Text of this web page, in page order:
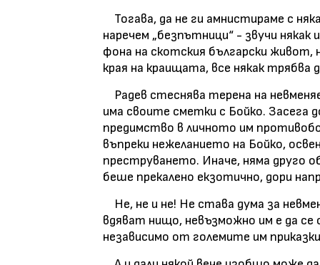
Тогава, да не ги амнистираме с
наречем „безпътници“ - звучи
фона на скотския български
края на краищата, все някак трябва
Радев стеснява терена на
има своите сметки с Бойко. Засега
предимство в личното им
въпреки нежеланието на Бойко,
преструването. Иначе, няма друго
беше прекалено екзотично, дори
Не, не и не! Не става дума за
вдяват нищо, невъзможно им е да
независимо от големите им